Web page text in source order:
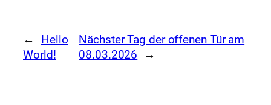
←
Hello
World!
Nächster Tag der offenen Tür am
08.03.2026
→